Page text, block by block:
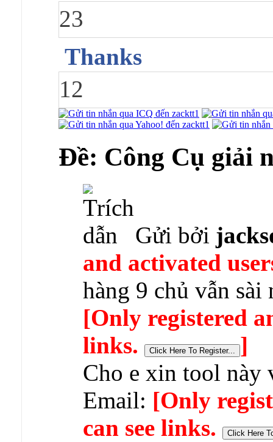
23
Thanks
12
Ðề: Công Cụ giải
Gửi bởi
and activated
hàng 9 chủ vẫn
[Only registered
links.
]
Cho e xin tool này
Email: [Only
can see links.